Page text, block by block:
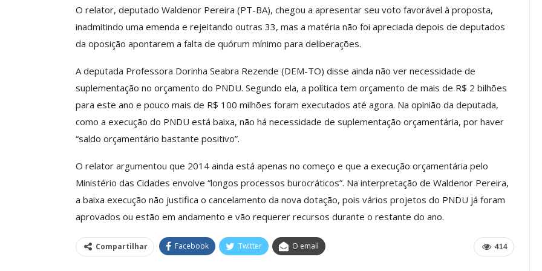
O relator, deputado Waldenor Pereira (PT-BA), chegou a apresentar seu voto favorável à proposta,
inadmitindo uma emenda e rejeitando outras 33, mas a matéria não foi apreciada depois de deputados
da oposição apontarem a falta de quórum mínimo para deliberações.
A deputada Professora Dorinha Seabra Rezende (DEM-TO) disse ainda não ver necessidade de
suplementação no orçamento do PNDU. Segundo ela, a política tem orçamento de mais de R$ 2 bilhões
para este ano e pouco mais de R$ 100 milhões foram executados até agora. Na opinião da deputada,
como a execução do PNDU está baixa, não há necessidade de suplementação orçamentária, por haver
“saldo orçamentário bastante positivo”.
O relator argumentou que 2014 ainda está apenas no começo e que a execução orçamentária pelo
Ministério das Cidades envolve “longos processos burocráticos”. Na interpretação de Waldenor Pereira,
a baixa execução não justifica o cancelamento da nova dotação, pois vários projetos do PNDU já foram
aprovados ou estão em andamento e vão requerer recursos durante o restante do ano.
414
Compartilhar Facebook Twitter O email
Acompanha Reunião
Da Mesa Nacional De
Permanente E
Reforça…
26 jun, 2026
Categoria Unida Em Torno Dos
Valores Fundantes Da Ação
Sindical
Comunicacao 29 jul, 2026
Mais De Mil Procedimentos
Inicie O Semestre Cuidando Da
Comunicacao 22 jul, 2026